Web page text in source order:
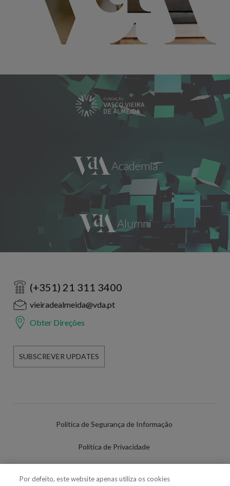
(+351) 21 311 3400
vieiradealmeida@vda.pt
Obter Direções
SUBSCREVER UPDATES
Política de Segurança de Informação
Política de Privacidade
Por defeito, este website apenas utiliza os cookies